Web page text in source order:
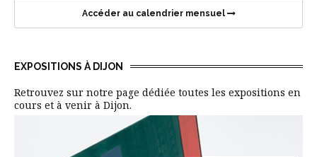
Accéder au calendrier mensuel
EXPOSITIONS À DIJON
Retrouvez sur notre page dédiée toutes les expositions en
cours et à venir à Dijon.